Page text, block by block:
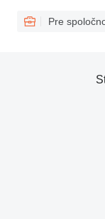
Pre